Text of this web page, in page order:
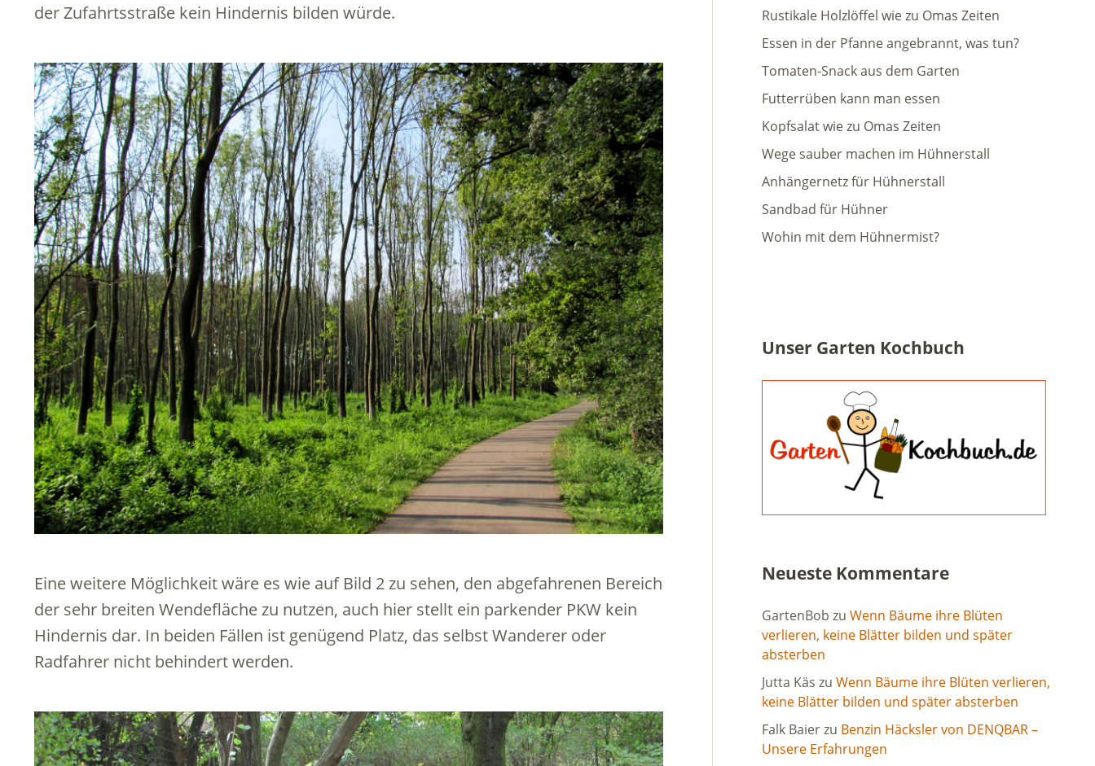
der Zufahrtsstraße kein Hindernis bilden würde.
Eine weitere Möglichkeit wäre es wie auf Bild 2 zu sehen, den abgefahrenen Bereich
der sehr breiten Wendefläche zu nutzen, auch hier stellt ein parkender PKW kein
Hindernis dar. In beiden Fällen ist genügend Platz, das selbst Wanderer oder
Radfahrer nicht behindert werden.
Rustikale Holzlöffel wie zu Omas Zeiten
Essen in der Pfanne angebrannt, was tun?
Tomaten-Snack aus dem Garten
Futterrüben kann man essen
Kopfsalat wie zu Omas Zeiten
Wege sauber machen im Hühnerstall
Anhängernetz für Hühnerstall
Sandbad für Hühner
Wohin mit dem Hühnermist?
Unser Garten Kochbuch
Neueste Kommentare
GartenBob zu Wenn Bäume ihre Blüten
verlieren, keine Blätter bilden und später
absterben
Jutta Käs zu Wenn Bäume ihre Blüten verlieren,
keine Blätter bilden und später absterben
Falk Baierzu Benzin Häcksler von DENQBAR –
Unsere Erfahrungen